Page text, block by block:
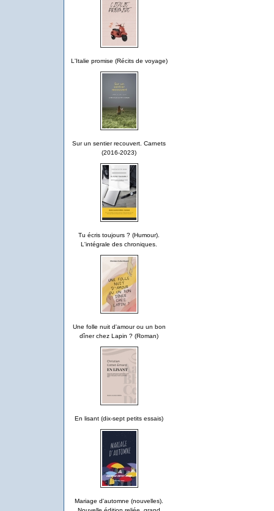
L'Italie promise (Récits de voyage)
Sur un sentier recouvert. Carnets
(2016-2023)
Tu écris toujours ? (Humour).
L'intégrale des chroniques.
Une folle nuit d'amour ou un bon
dîner chez Lapin ? (Roman)
En lisant (dix-sept petits essais)
Mariage d'automne (nouvelles).